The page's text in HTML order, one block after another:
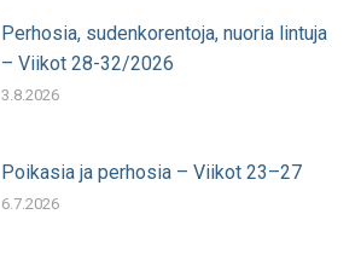
Perhosia, sudenkorentoja, nuoria lintuja
– Viikot 28-32/2026
3.8.2026
Poikasia ja perhosia – Viikot 23–27
6.7.2026